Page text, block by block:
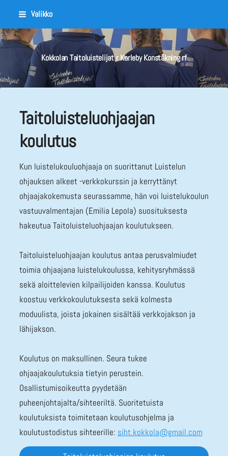
Siirry
sivun
sisältöön
Valikko
Kokkolan Taitoluistelijat r Karleby Konståkning rf
Taitoluisteluohjaajan
koulutus
Kun luistelukouluohjaaja on suorittanut Luistelun
ohjauksen alkeet -verkkokurssin ja kerryttänyt
ohjaajakokemusta seurassamme, hän voi luistelukoulun
vastuuvalmentajan (Emilia Lepola) suosituksesta
hakeutua Taitoluisteluohjaajan koulutukseen.
Taitoluisteluohjaajan koulutus antaa perusvalmiudet
toimia ohjaajana luistelukoulussa, kehitysryhmässä
sekä aloittelevien kilpailijoiden kanssa. Koulutus
koostuu verkkokoulutuksesta sekä kolmesta
moduulista, joista jokainen sisältää verkkojakson ja
lähijakson.
Koulutus on maksullinen. Seura tukee
ohjaajakoulutuksia tietyin perustein.
Osallistumisoikeutta pyydetään
puheenjohtajalta/sihteeriltä. Suoritetuista
koulutuksista toimitetaan koulutusohjelma ja
koulutustodistus sihteerille: siht.kokkola@gmail.com